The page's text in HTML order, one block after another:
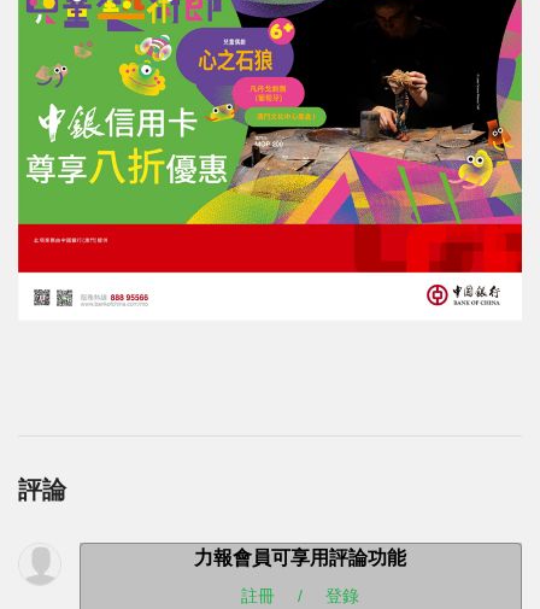
評論
力報會員可享用評論功能
註冊 / 登錄